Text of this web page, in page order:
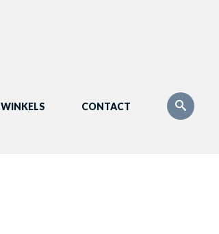
WINKELS CONTACT